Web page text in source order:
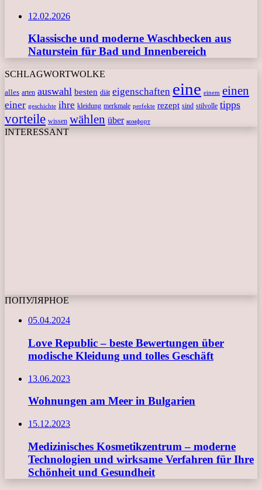
12.02.2026
Klassische und moderne Waschbecken aus
Naturstein für Bad und Innenbereich
SCHLAGWORTWOLKE
alles arten auswahl besten diät eigenschaften eine einem einen
einer geschichte ihre kleidung merkmale perfekte rezept sind stilvolle tipps
vorteile wissen wählen über комфорт
INTERESSANT
ПОПУЛЯРНОЕ
05.04.2024
Love Republic – beste Bewertungen über
modische Kleidung und tolles Geschäft
13.06.2023
Wohnungen am Meer in Bulgarien
15.12.2023
Medizinisches Kosmetikzentrum – moderne
Technologien und wirksame Verfahren für Ihre
Schönheit und Gesundheit